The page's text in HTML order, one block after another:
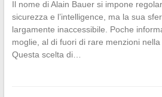
Il nome di Alain Bauer si impone
sicurezza e l’intelligence, ma la sua
largamente inaccessibile. Poche
moglie, al di fuori di rare menzioni nella
Questa scelta di…